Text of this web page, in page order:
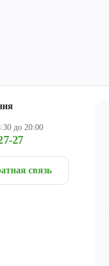
до 20:00
27
связь